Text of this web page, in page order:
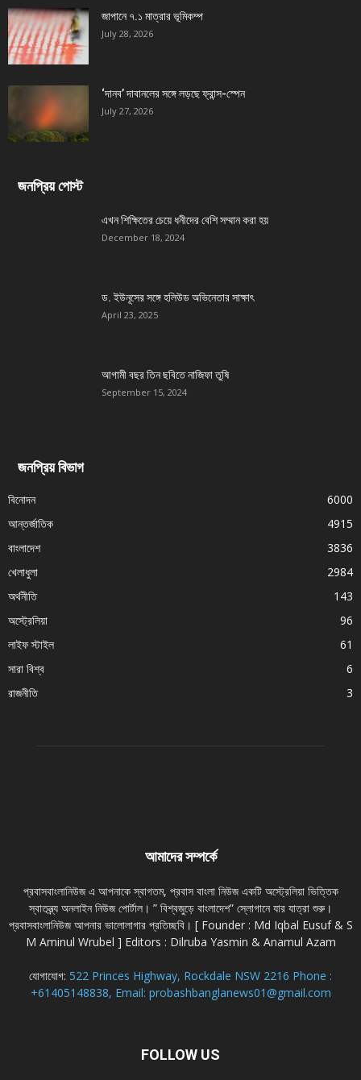
জাপানে ৭.১ মাত্রার ভূমিকম্প
July 28, 2026
‘দানব’ দাবানলের সঙ্গে লড়ছে ফ্রান্স-স্পেন
July 27, 2026
জনপ্রিয় পোস্ট
এখন শিক্ষিতের চেয়ে ধনীদের বেশি সম্মান করা হয়
December 18, 2024
ড. ইউনূসের সঙ্গে হলিউড অভিনেতার সাক্ষাৎ
April 23, 2025
আগামী বছর তিন ছবিতে নাজিফা তুষি
September 15, 2024
জনপ্রিয় বিভাগ
বিনোদন
6000
আন্তর্জাতিক
4915
বাংলাদেশ
3836
খেলাধুলা
2984
অর্থনীতি
143
অস্ট্রেলিয়া
96
লাইফ স্টাইল
61
সারা বিশ্ব
6
রাজনীতি
3
আমাদের সম্পর্কে
প্রবাসবাংলানিউজ এ আপনাকে স্বাগতম, প্রবাস বাংলা নিউজ একটি অস্ট্রেলিয়া ভিত্তিক
স্বাতন্ত্র্য অনলাইন নিউজ পোর্টাল। ” বিশ্বজুড়ে বাংলাদেশ” স্লোগানে যার যাত্রা শুরু।
প্রবাসবাংলানিউজ আপনার ভালোলাগার প্রতিচ্ছবি। [ Founder : Md Iqbal Eusuf & S
M Aminul Wrubel ] Editors : Dilruba Yasmin & Anamul Azam
যোগাযোগ: 522 Princes Highway, Rockdale NSW 2216 Phone :
+61405148838, Email: probashbanglanews01@gmail.com
FOLLOW US